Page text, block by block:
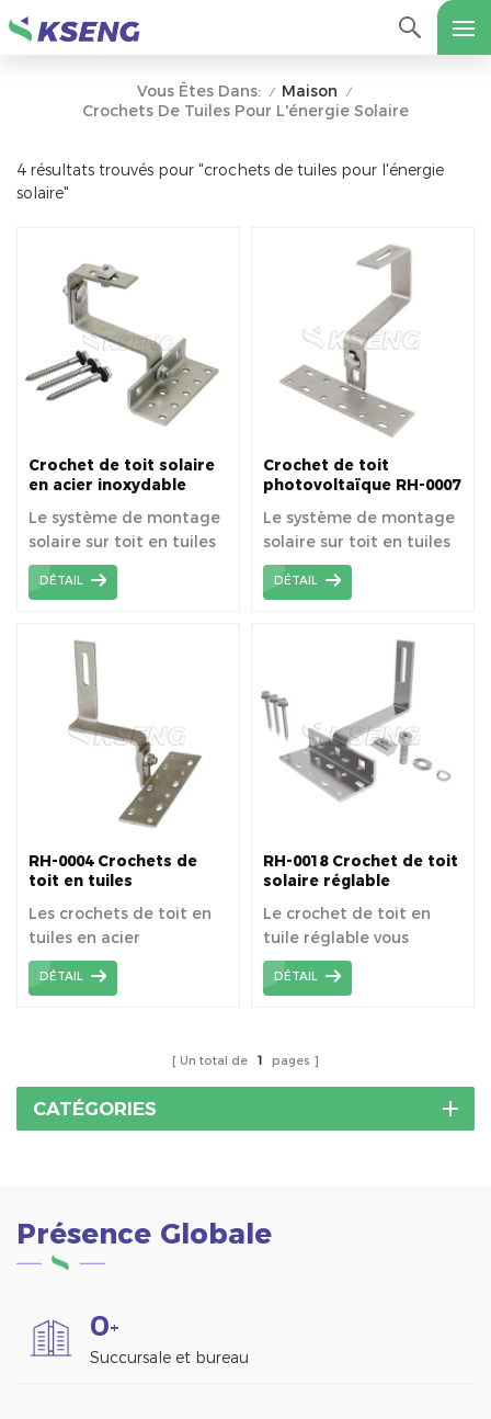
Vous Êtes Dans: / Maison /
Crochets De Tuiles Pour L'énergie Solaire
4 résultats trouvés pour "crochets de tuiles pour l'énergie
solaire"
Crochet de toit solaire
en acier inoxydable
Le système de montage
solaire sur toit en tuiles
est conçu pour
l'installation de modules
DÉTAIL
Crochet de toit
photovoltaïque RH-0007
Le système de montage
solaire sur toit en tuiles
est conçu pour
l'installation de modules
espagnoles / romaines /
en argile / incurvées.
DÉTAIL
RH-0004 Crochets de
toit en tuiles
Les crochets de toit en
tuiles en acier
inoxydable sont
spécialement conçus
en tuiles, ancrés sur la
poutre de toit pour
installer des rails.
DÉTAIL
RH-0018 Crochet de toit
solaire réglable
Le crochet de toit en
tuile réglable vous
donne une hauteur de
niveau différente pour
DÉTAIL
Un total de 1 pages
CATÉGORIES
Présence Globale
0+
Succursale et bureau